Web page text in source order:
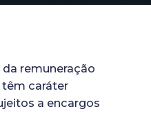
remuneração
têm caráter
a encargos